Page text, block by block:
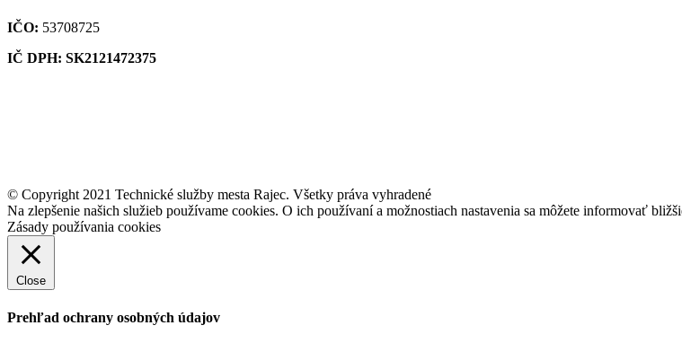
IČO: 53708725
IČ DPH: SK2121472375
© Copyright 2021 Technické služby mesta Rajec. Všetky práva vyhradené
Na zlepšenie našich služieb používame cookies. O ich používaní a možnostiach nastavenia sa môžete informovať
Zásady používania cookies
Close
Prehľad ochrany osobných údajov